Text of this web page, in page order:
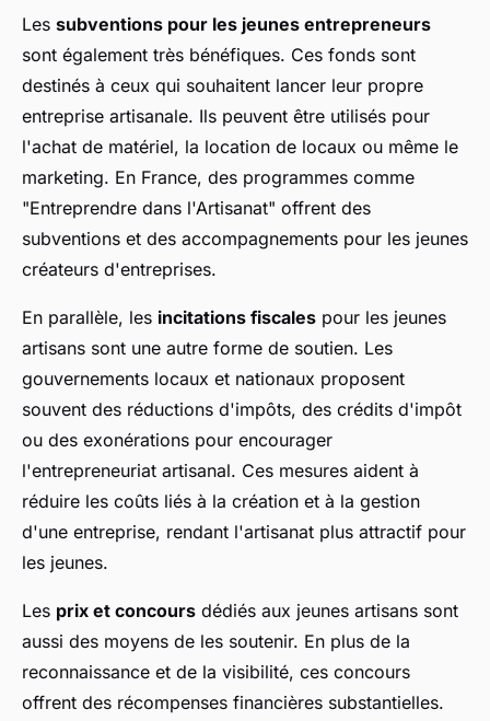
Les subventions pour les jeunes entrepreneurs
sont également très bénéfiques. Ces fonds sont
destinés à ceux qui souhaitent lancer leur propre
entreprise artisanale. Ils peuvent être utilisés pour
l'achat de matériel, la location de locaux ou même le
marketing. En France, des programmes comme
"Entreprendre dans l'Artisanat" offrent des
subventions et des accompagnements pour les jeunes
créateurs d'entreprises.
En parallèle, les incitations fiscales pour les jeunes
artisans sont une autre forme de soutien. Les
gouvernements locaux et nationaux proposent
souvent des réductions d'impôts, des crédits d'impôt
ou des exonérations pour encourager
l'entrepreneuriat artisanal. Ces mesures aident à
réduire les coûts liés à la création et à la gestion
d'une entreprise, rendant l'artisanat plus attractif pour
les jeunes.
Les prix et concours dédiés aux jeunes artisans sont
aussi des moyens de les soutenir. En plus de la
reconnaissance et de la visibilité, ces concours
offrent des récompenses financières substantielles.